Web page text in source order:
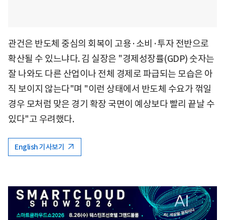
관건은 반도체 중심의 회복이 고용·소비·투자 전반으로
확산될 수 있느냐다. 김 실장은 "경제성장률(GDP) 숫자는
잘 나와도 다른 산업이나 전체 경제로 파급되는 모습은 아
직 보이지 않는다"며 "이런 상태에서 반도체 수요가 꺾일
경우 모처럼 맞은 경기 확장 국면이 예상보다 빨리 끝날 수
있다"고 우려했다.
English 기사보기